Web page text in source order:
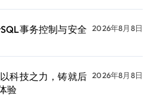
事务控制与安全
2026年8月8日
科技之力，铸就后
验
2026年8月8日